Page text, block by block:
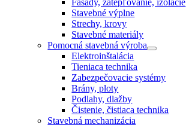
Stavebné výplne
Strechy, krovy
Stavebné materiály
Pomocná stavebná výroba
Elektroinštalácia
Tieniaca technika
Zabezpečovacie systémy
Brány, ploty
Podlahy, dlažby
Čistenie, čistiaca technika
Stavebná mechanizácia